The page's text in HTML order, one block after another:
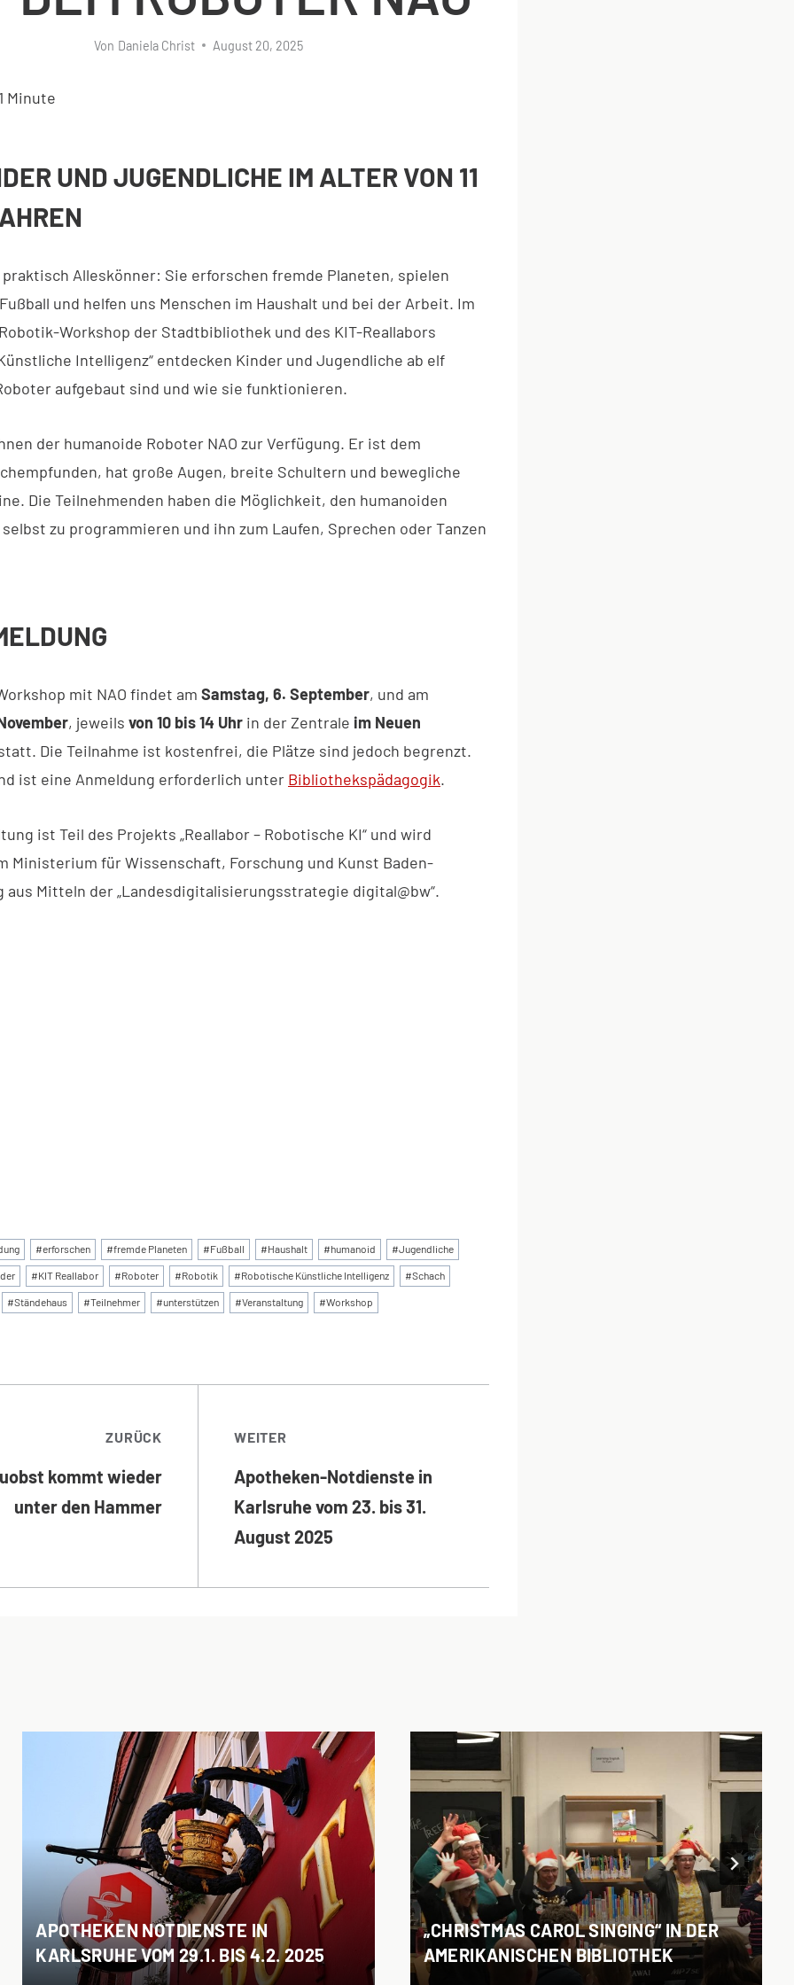
Von Daniela Christ August 20, 2025
Minute
UND JUGENDLICHE IM ALTER VON 11
Alleskönner: Sie erforschen fremde Planeten, spielen
und helfen uns Menschen im Haushalt und bei der Arbeit. Im
Workshop der Stadtbibliothek und des KIT-Reallabors
Intelligenz“ entdecken Kinder und Jugendliche ab elf
aufgebaut sind und wie sie funktionieren.
der humanoide Roboter NAO zur Verfügung. Er ist dem
hat große Augen, breite Schultern und bewegliche
Die Teilnehmenden haben die Möglichkeit, den humanoiden
selbst zu programmieren und ihn zum Laufen, Sprechen oder Tanzen
mit NAO findet am Samstag, 6. September, und am
, jeweils von 10 bis 14 Uhr in der Zentrale im Neuen
Die Teilnahme ist kostenfrei, die Plätze sind jedoch begrenzt.
ist eine Anmeldung erforderlich unter Bibliothekspädagogik.
ist Teil des Projekts „Reallabor – Robotische KI“ und wird
Ministerium für Wissenschaft, Forschung und Kunst Baden-
Mitteln der „Landesdigitalisierungsstrategie digital@bw“.
#erforschen #fremde Planeten #Fußball #Haushalt #humanoid #Jugendliche
#KIT Reallabor #Roboter #Robotik #Robotische Künstliche Intelligenz #Schach
#Ständehaus #Teilnehmer #unterstützen #Veranstaltung #Workshop
ZURÜCK
kommt wieder
unter den Hammer
WEITER
Apotheken-Notdienste in
Karlsruhe vom 23. bis 31.
August 2025
APOTHEKEN NOTDIENSTE IN
KARLSRUHE VOM 29.1. BIS 4.2. 2025
„CHRISTMAS CAROL SINGING“ IN DER
AMERIKANISCHEN BIBLIOTHEK